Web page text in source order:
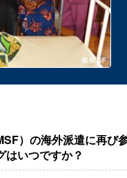
）の海外派遣に再び
はいつですか？